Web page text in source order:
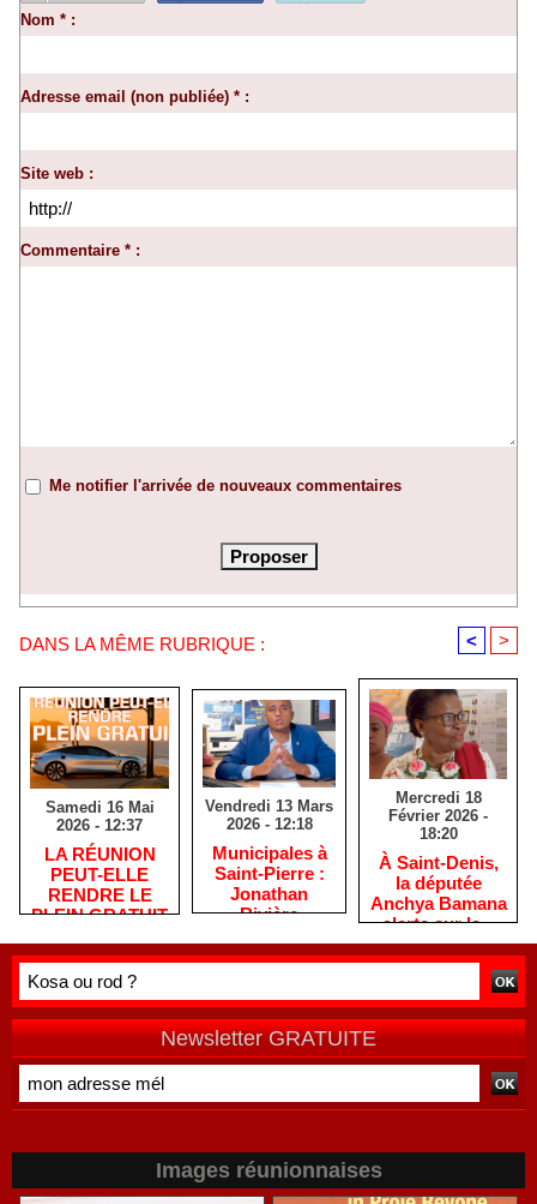
Nom * :
Adresse email (non publiée) * :
Site web :
Commentaire * :
Me notifier l'arrivée de nouveaux commentaires
DANS LA MÊME RUBRIQUE : < >
Samedi 16 Mai
2026 - 12:37
​LA RÉUNION
PEUT-ELLE
RENDRE LE
PLEIN GRATUIT
Vendredi 13 Mars
2026 - 12:18
​Municipales à
Saint-Pierre :
Jonathan
Rivière
habitants après
de terrain
Mercredi 18
Février 2026 -
18:20
​À Saint-Denis,
la députée
Anchya Bamana
alerte sur la «
double peine »
vécue par
Newsletter GRATUITE
Images réunionnaises